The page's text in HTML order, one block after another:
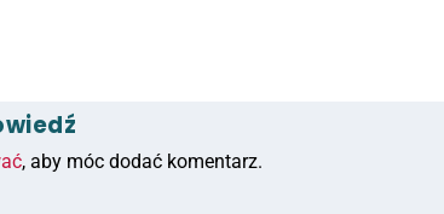
, aby móc dodać komentarz.